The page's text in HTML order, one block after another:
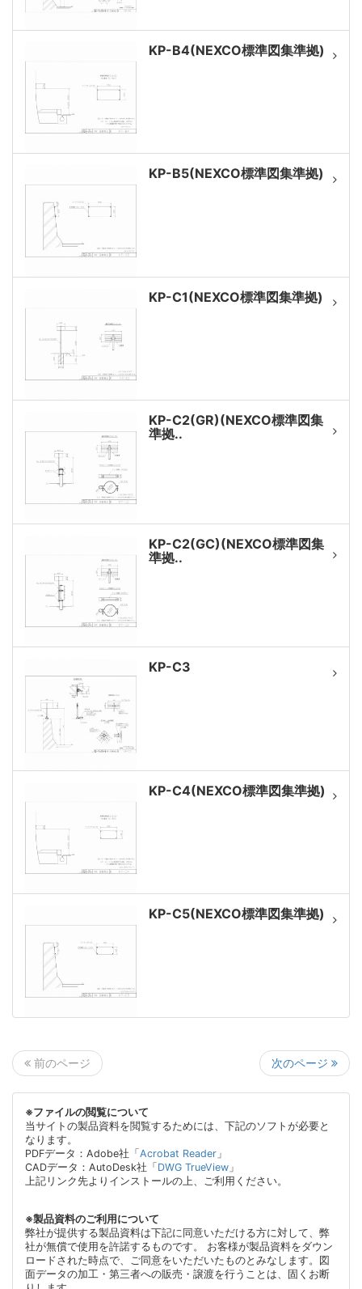
KP-B4(NEXCO標準図集準拠)
KP-B5(NEXCO標準図集準拠)
KP-C1(NEXCO標準図集準拠)
KP-C2(GR)(NEXCO標準図集
準拠..
KP-C2(GC)(NEXCO標準図集
準拠..
KP-C3
KP-C4(NEXCO標準図集準拠)
KP-C5(NEXCO標準図集準拠)
前のページ 次のページ
※ファイルの閲覧について
当サイトの製品資料を閲覧するためには、下記のソフトが必要と
なります。
PDFデータ：Adobe社「Acrobat Reader 」
CADデータ：AutoDesk社「DWG TrueView 」
上記リンク先よりインストールの上、ご利用ください。
※製品資料のご利用について
弊社が提供する製品資料は下記に同意いただける方に対して、弊
社が無償で使用を許諾するものです。 お客様が製品資料をダウン
ロードされた時点で、ご同意をいただいたものとみなします。図
面データの加工・第三者への販売・譲渡を行うことは、固くお断